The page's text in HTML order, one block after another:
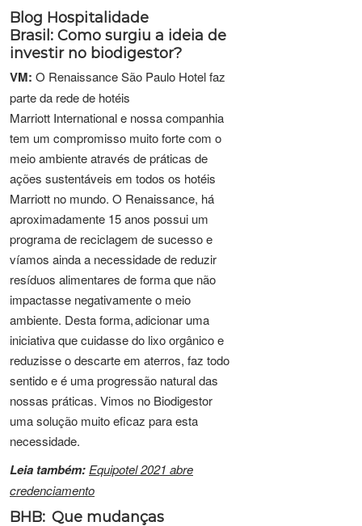
Blog Hospitalidade
Brasil: Como surgiu a ideia de
investir no biodigestor?
VM: O Renaissance São Paulo Hotel faz
parte da rede de hotéis
Marriott International e nossa companhia
tem um compromisso muito forte com o
meio ambiente através de práticas de
ações sustentáveis em todos os hotéis
Marriott no mundo. O Renaissance, há
aproximadamente 15 anos possui um
programa de reciclagem de sucesso e
víamos ainda a necessidade de reduzir
resíduos alimentares de forma que não
impactasse negativamente o meio
ambiente. Desta forma, adicionar uma
iniciativa que cuidasse do lixo orgânico e
reduzisse o descarte em aterros, faz todo
sentido e é uma progressão natural das
nossas práticas. Vimos no Biodigestor
uma solução muito eficaz para esta
necessidade.
Leia também: Equipotel 2021 abre
credenciamento
BHB: Que mudanças